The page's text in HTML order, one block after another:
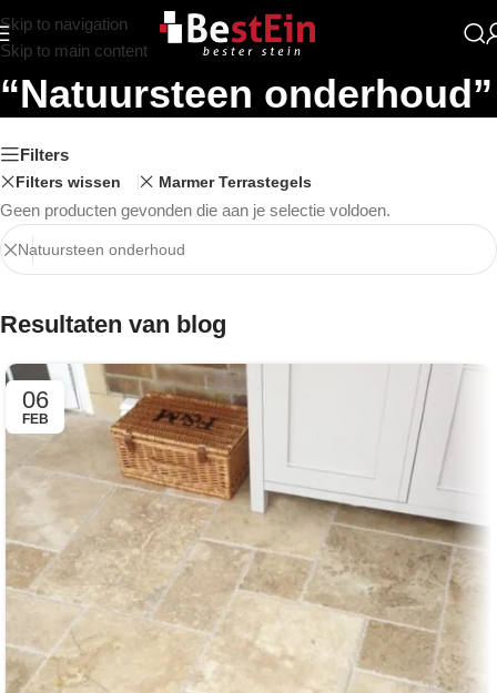
Skip to navigation
Skip to main content
Zoekresultaten:
“Natuursteen onderhoud”
Filters
Filters wissen Marmer Terrastegels
Geen producten gevonden die aan je selectie voldoen.
Resultaten van blog
06
FEB